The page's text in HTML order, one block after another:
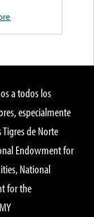
a todos los
especialmente
Tigres de Norte
Endowment for
National
for the